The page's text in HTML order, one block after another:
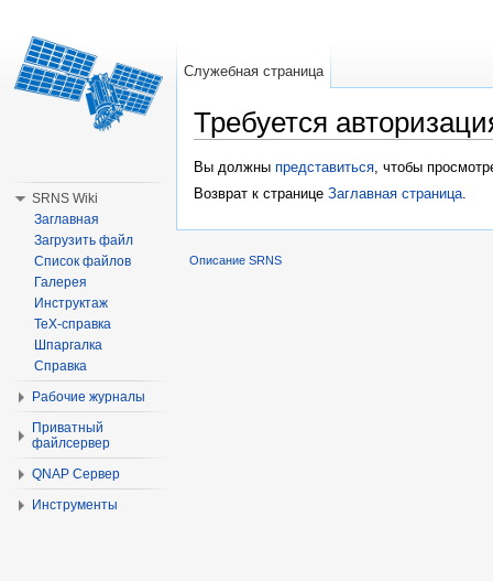
Требуется
Вы должны представиться, чтобы
Возврат к странице Заглавная страница.
Служебная страница
SRNS Wiki
Заглавная
Загрузить файл
Список файлов
Галерея
Инструктаж
TeX-справка
Шпаргалка
Справка
Рабочие журналы
Приватный
файлсервер
QNAP Сервер
Инструменты
Описание SRNS